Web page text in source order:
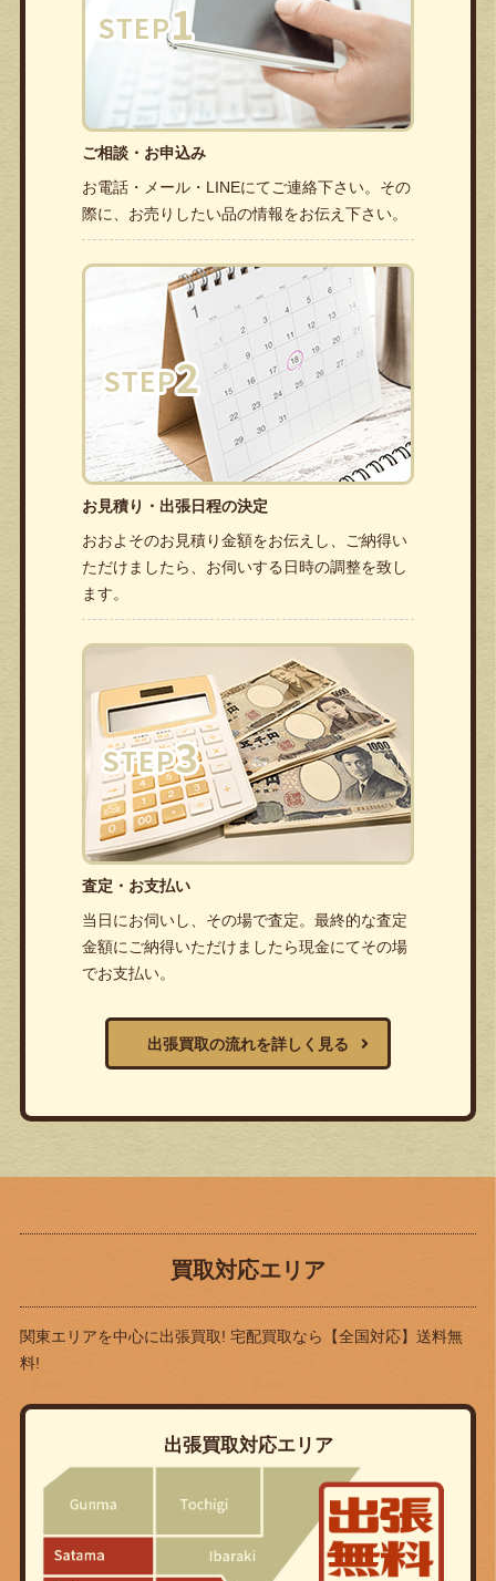
ご相談・お申込み
お電話・メール・LINEにてご連絡下さい。その
際に、お売りしたい品の情報をお伝え下さい。
お見積り・出張日程の決定
おおよそのお見積り金額をお伝えし、ご納得い
ただけましたら、お伺いする日時の調整を致し
ます。
査定・お支払い
当日にお伺いし、その場で査定。最終的な査定
金額にご納得いただけましたら現金にてその場
でお支払い。
出張買取の流れを詳しく見る
買取対応エリア
関東エリアを中心に出張買取! 宅配買取なら
【全国対応】送料無
料!
出張買取対応エリア